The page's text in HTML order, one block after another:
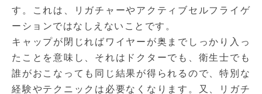
す。これは、リガチャーやアクティブセルフライゲ
ーションではなしえないことです。
キャップが閉じればワイヤーが奥までしっかり入っ
たことを意味し、それはドクターでも、衛生士でも
誰がおこなっても同じ結果が得られるので、特別な
経験やテクニックは必要なくなります。又、リガチ